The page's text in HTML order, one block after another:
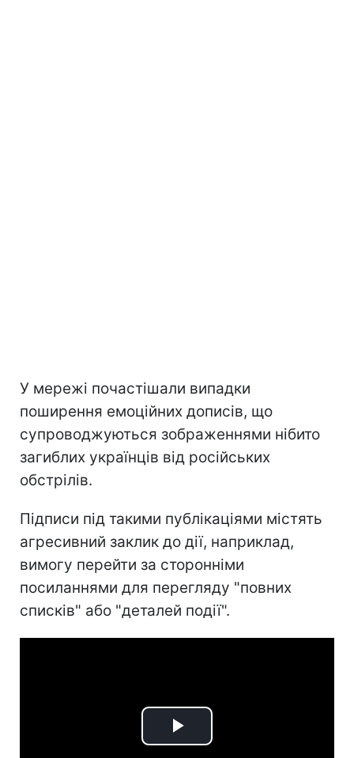
У мережі почастішали випадки
поширення емоційних дописів, що
супроводжуються зображеннями нібито
загиблих українців від російських
обстрілів.
Підписи під такими публікаціями містять
агресивний заклик до дії, наприклад,
вимогу перейти за сторонніми
посиланнями для перегляду "повних
списків" або "деталей події".
Play